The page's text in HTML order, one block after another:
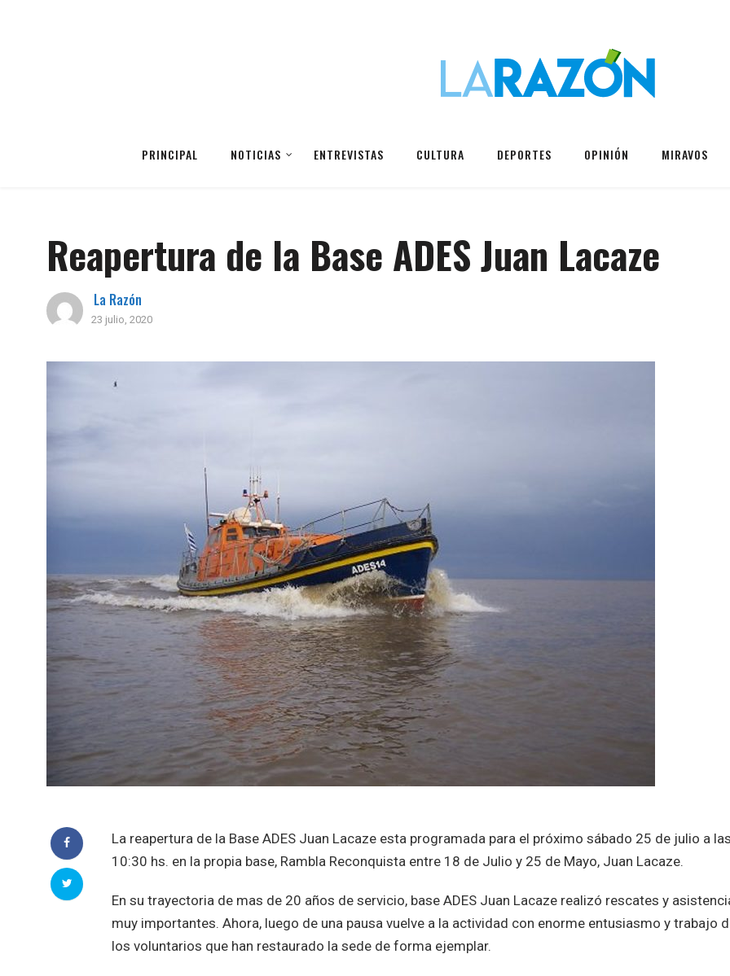
PRINCIPAL NOTICIAS ENTREVISTAS CULTURA DEPORTES OPINIÓN MIRAVOS
Reapertura de la Base ADES Juan Lacaze
La Razón
23 julio, 2020
La reapertura de la Base ADES Juan Lacaze esta programada para el próximo sábado 25 de julio a
10:30 hs. en la propia base, Rambla Reconquista entre 18 de Julio y 25 de Mayo, Juan Lacaze.
En su trayectoria de mas de 20 años de servicio, base ADES Juan Lacaze realizó rescates y
muy importantes. Ahora, luego de una pausa vuelve a la actividad con enorme entusiasmo y trabajo
los voluntarios que han restaurado la sede de forma ejemplar.